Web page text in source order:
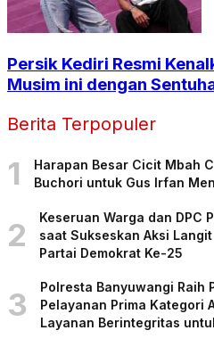
Persik Kediri Resmi
Musim ini dengan
Berita Terpopuler
1
Harapan Besar Cicit Mbah
Buchori untuk Gus Irfan
2
Keseruan Warga dan DPC
saat Sukseskan Aksi
Partai Demokrat Ke-25
3
Polresta Banyuwangi Raih
Pelayanan Prima Kategori
Layanan Berintegritas